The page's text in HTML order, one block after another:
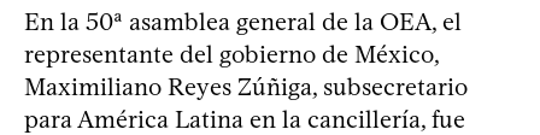
En la 50ª asamblea general de la OEA, el
representante del gobierno de México,
Maximiliano Reyes Zúñiga, subsecretario
para América Latina en la cancillería, fue